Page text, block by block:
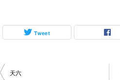
Tweet
投
天六